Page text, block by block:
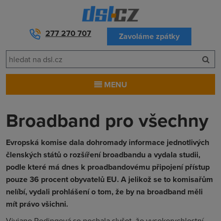
277 270 707 Zavoláme zpátky
MENU
Broadband pro všechny
Evropská komise dala dohromady informace jednotlivých
členských států o rozšíření broadbandu a vydala studii,
podle které má dnes k proadbandovému připojení přístup
pouze 36 procent obyvatelů EU. A jelikož se to komisařům
nelíbí, vydali prohlášení o tom, že by na broadband měli
mít právo všichni.